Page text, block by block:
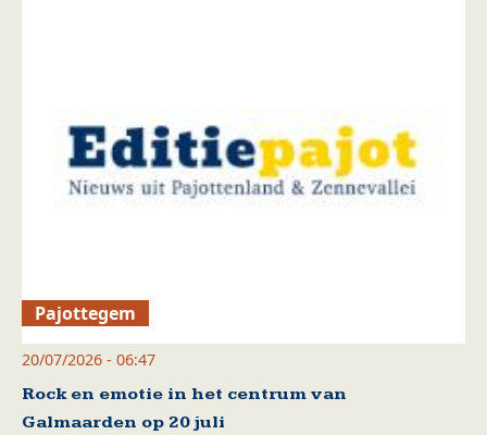
Pajottegem
20/07/2026 - 06:47
Rock en emotie in het centrum van
Galmaarden op 20 juli